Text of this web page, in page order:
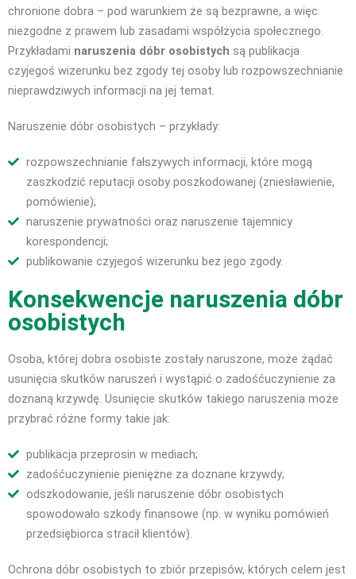
chronione dobra – pod warunkiem że są bezprawne, a więc
niezgodne z prawem lub zasadami współżycia społecznego.
Przykładami naruszenia dóbr osobistych są publikacja
czyjegoś wizerunku bez zgody tej osoby lub rozpowszechnianie
nieprawdziwych informacji na jej temat.
Naruszenie dóbr osobistych – przykłady:
rozpowszechnianie fałszywych informacji, które mogą
zaszkodzić reputacji osoby poszkodowanej (zniesławienie,
pomówienie);
naruszenie prywatności oraz naruszenie tajemnicy
korespondencji;
publikowanie czyjegoś wizerunku bez jego zgody.
Konsekwencje naruszenia dóbr
osobistych
Osoba, której dobra osobiste zostały naruszone, może żądać
usunięcia skutków naruszeń i wystąpić o zadośćuczynienie za
doznaną krzywdę. Usunięcie skutków takiego naruszenia może
przybrać różne formy takie jak:
publikacja przeprosin w mediach;
zadośćuczynienie pieniężne za doznane krzywdy;
odszkodowanie, jeśli naruszenie dóbr osobistych
spowodowało szkody finansowe (np. w wyniku pomówień
przedsiębiorca stracił klientów).
Ochrona dóbr osobistych to zbiór przepisów, których celem jest